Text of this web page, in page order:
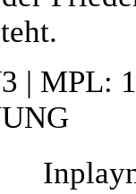
| MPL: